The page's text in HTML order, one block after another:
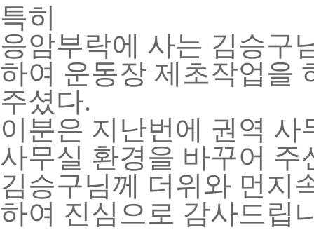
특히
응암부락에 사는 김승구
하여 운동장 제초작업을
주셨다.
이분은 지난번에 권역
사무실 환경을 바꾸어 주
김승구님께 더위와 먼지
하여 진심으로 감사드립